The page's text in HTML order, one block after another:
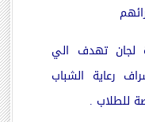
لجان تهدف الي
رعاية الشباب
للطلاب .